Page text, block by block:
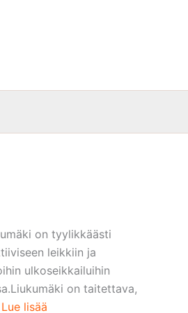
on tyylikkäästi
leikkiin ja
ulkoseikkailuihin
on taitettava,
Lue lisää